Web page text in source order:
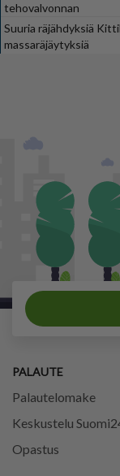
tehovalvonnan
Suuria räjähdyksiä
massaräjäytyksiä
PALAUTE
Palautelomake
Keskustelu
Opastus